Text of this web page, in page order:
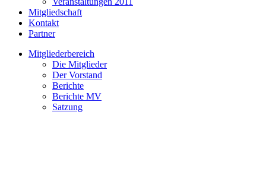
Mitgliedschaft
Kontakt
Partner
Mitgliederbereich
Die Mitglieder
Der Vorstand
Berichte
Berichte MV
Satzung